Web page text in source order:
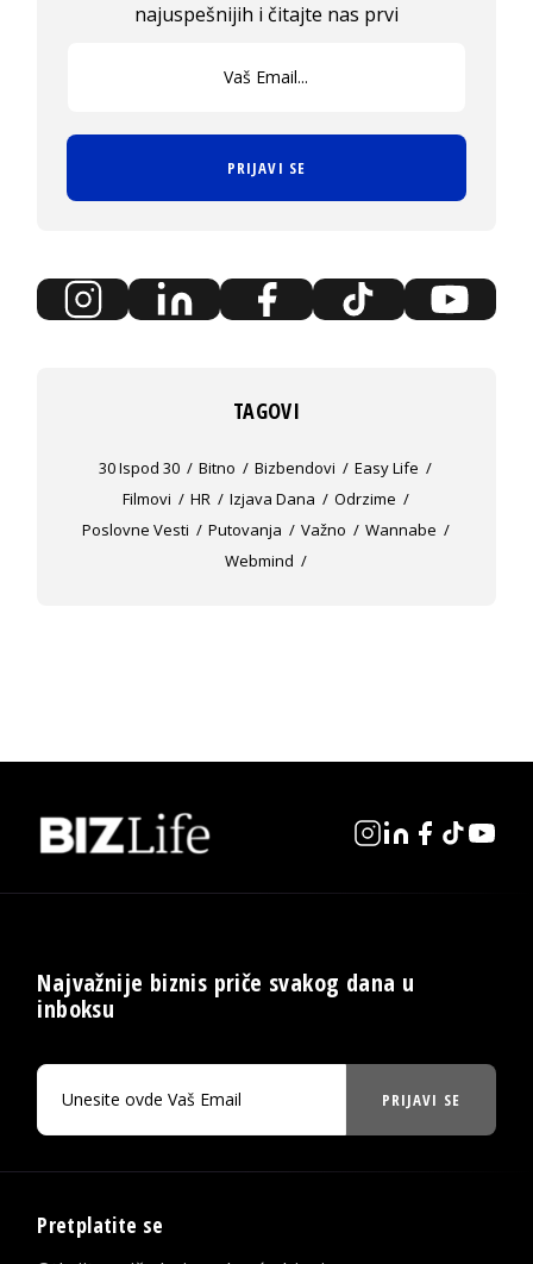
najuspešnijih i čitajte nas prvi
PRIJAVI SE
TAGOVI
30 Ispod 30 Bitno Bizbendovi
Easy Life
Filmovi
HR Izjava Dana
Odrzime
Poslovne Vesti
Putovanja Važno
Wannabe
Webmind
Najvažnije biznis priče svakog dana u
inboksu
PRIJAVI SE
Pretplatite se